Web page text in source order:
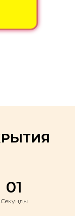
01
Секунды